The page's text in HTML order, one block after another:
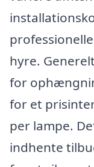
hyre.
for
for et
per lampe.
indhente